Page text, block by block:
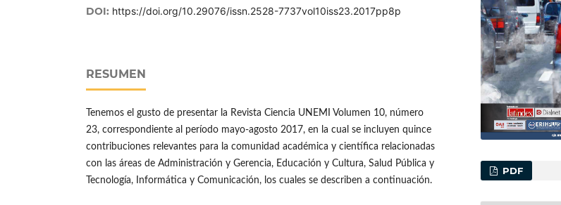
DOI: https://doi.org/10.29076/issn.2528-7737vol10iss23.2017pp8p
RESUMEN
Tenemos el gusto de presentar la Revista Ciencia UNEMI Volumen 10, número
23, correspondiente al período mayo-agosto 2017, en la cual se incluyen quince
contribuciones relevantes para la comunidad académica y científica relacionadas
con las áreas de Administración y Gerencia, Educación y Cultura, Salud Pública y
Tecnología, Informática y Comunicación, los cuales se describen a continuación.
PDF